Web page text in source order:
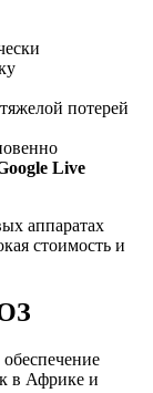
потерей
Live
аппаратах
стоимость и
обеспечение
в Африке и